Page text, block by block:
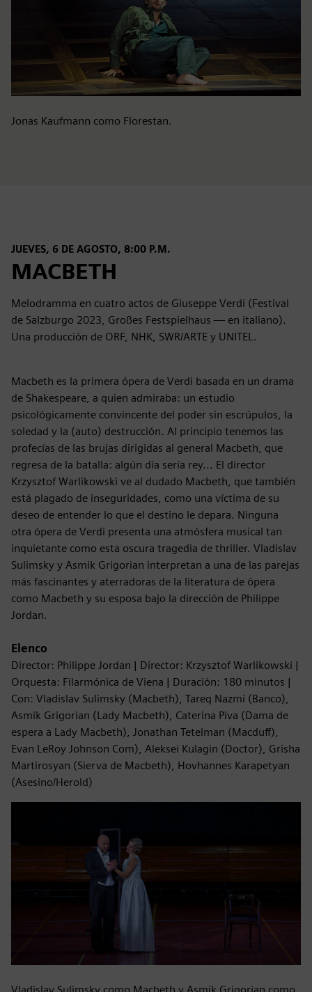
Jonas Kaufmann como Florestan.
JUEVES, 6 DE AGOSTO, 8:00 P.M.
MACBETH
Melodramma en cuatro actos de Giuseppe Verdi (Festival
de Salzburgo 2023, Großes Festspielhaus — en italiano).
Una producción de ORF, NHK, SWR/ARTE y UNITEL.
Macbeth es la primera ópera de Verdi basada en un drama
de Shakespeare, a quien admiraba: un estudio
psicológicamente convincente del poder sin escrúpulos, la
soledad y la (auto) destrucción. Al principio tenemos las
profecías de las brujas dirigidas al general Macbeth, que
regresa de la batalla: algún día sería rey... El director
Krzysztof Warlikowski ve al dudado Macbeth, que también
está plagado de inseguridades, como una víctima de su
deseo de entender lo que el destino le depara. Ninguna
otra ópera de Verdi presenta una atmósfera musical tan
inquietante como esta oscura tragedia de thriller. Vladislav
Sulimsky y Asmik Grigorian interpretan a una de las parejas
más fascinantes y aterradoras de la literatura de ópera
como Macbeth y su esposa bajo la dirección de Philippe
Jordan.
Elenco
Director: Philippe Jordan | Director: Krzysztof Warlikowski |
Orquesta: Filarmónica de Viena | Duración: 180 minutos |
Con: Vladislav Sulimsky (Macbeth), Tareq Nazmi (Banco),
Asmik Grigorian (Lady Macbeth), Caterina Piva (Dama de
espera a Lady Macbeth), Jonathan Tetelman (Macduff),
Evan LeRoy Johnson Com), Aleksei Kulagin (Doctor), Grisha
Martirosyan (Sierva de Macbeth), Hovhannes Karapetyan
(Asesino/Herold)